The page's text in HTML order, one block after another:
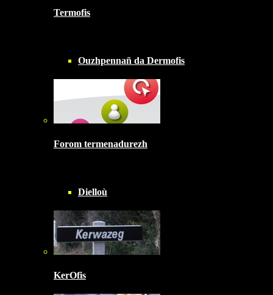
Termofis
Ouzhpennañ da Dermofis
Forom termenadurezh
Dielloù
KerOfis